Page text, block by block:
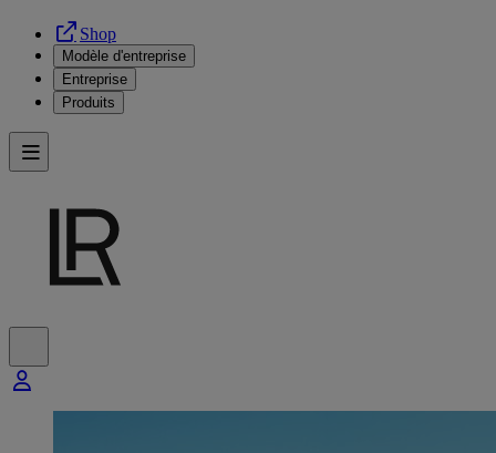
Shop
Modèle d'entreprise
Entreprise
Produits